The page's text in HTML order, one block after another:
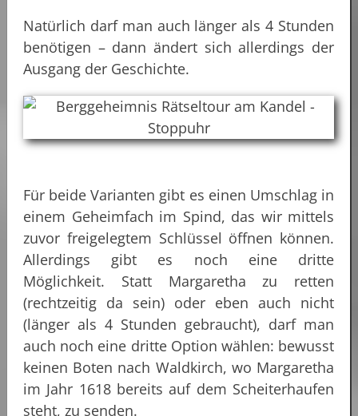
Natürlich darf man auch länger als 4 Stunden
benötigen – dann ändert sich allerdings der
Ausgang der Geschichte.
Für beide Varianten gibt es einen Umschlag in
einem Geheimfach im Spind, das wir mittels
zuvor freigelegtem Schlüssel öffnen können.
Allerdings gibt es noch eine dritte
Möglichkeit. Statt Margaretha zu retten
(rechtzeitig da sein) oder eben auch nicht
(länger als 4 Stunden gebraucht), darf man
auch noch eine dritte Option wählen: bewusst
keinen Boten nach Waldkirch, wo Margaretha
im Jahr 1618 bereits auf dem Scheiterhaufen
steht, zu senden.